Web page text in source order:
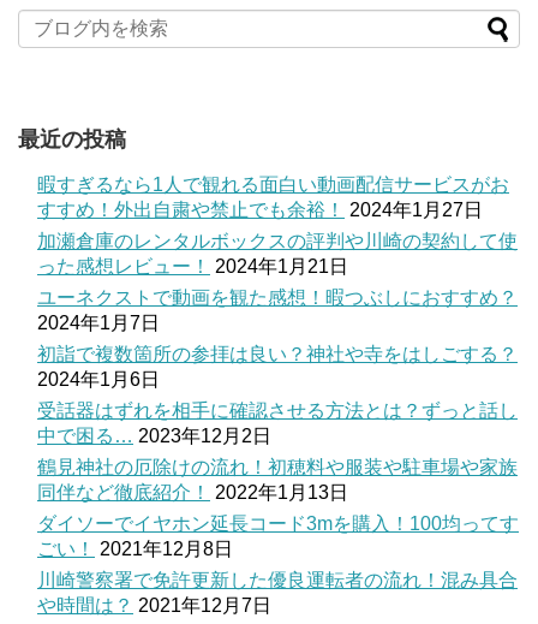
最近の投稿
暇すぎるなら1人で観れる面白い動画配信サービスがお
すすめ！外出自粛や禁止でも余裕！
2024年1月27日
加瀬倉庫のレンタルボックスの評判や川崎の契約して使
った感想レビュー！
2024年1月21日
ユーネクストで動画を観た感想！暇つぶしにおすすめ？
2024年1月7日
初詣で複数箇所の参拝は良い？神社や寺をはしごする？
2024年1月6日
受話器はずれを相手に確認させる方法とは？ずっと話し
中で困る… 2023年12月2日
鶴見神社の厄除けの流れ！初穂料や服装や駐車場や家族
同伴など徹底紹介！
2022年1月13日
ダイソーでイヤホン延長コード3mを購入！100均ってす
ごい！
2021年12月8日
川崎警察署で免許更新した優良運転者の流れ！混み具合
や時間は？ 2021年12月7日